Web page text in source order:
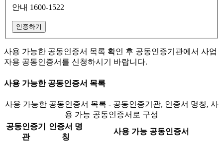
안내 1600-1522
인증하기
사용 가능한 공동인증서 목록 확인 후 공동인증기관에서 사업
자용 공동인증서를 신청하시기 바랍니다.
사용 가능한 공동인증서 목록
사용 가능한 공동인증서 목록 - 공동인증기관, 인증서 명칭, 사
용 가능 공동인증서로 구성
공동인증기
관
인증서 명
칭
사용 가능 공동인증서